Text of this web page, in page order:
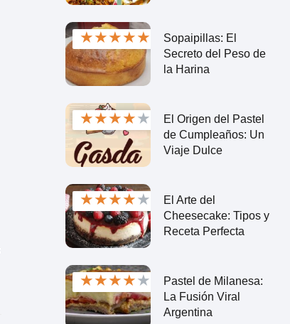
★★★★★
Sopaipillas: El
Secreto del Peso de
la Harina
★★★★★
El Origen del Pastel
de Cumpleaños: Un
Viaje Dulce
★★★★★
El Arte del
Cheesecake: Tipos y
Receta Perfecta
★★★★★
Pastel de Milanesa:
La Fusión Viral
Argentina